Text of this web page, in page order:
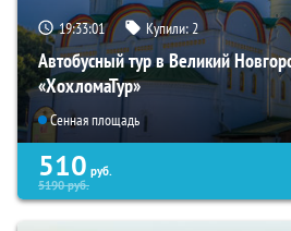
19:33:00 Купили:2
Автобусный тур в Великий
«ХохломаТур»
Сенная площадь
510 руб.
5190руб.